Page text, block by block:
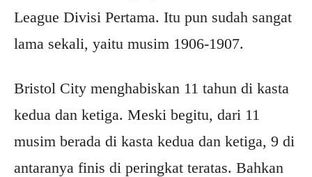
League Divisi Pertama. Itu pun sudah sangat
lama sekali, yaitu musim 1906-1907.
Bristol City menghabiskan 11 tahun di kasta
kedua dan ketiga. Meski begitu, dari 11
musim berada di kasta kedua dan ketiga, 9 di
antaranya finis di peringkat teratas. Bahkan